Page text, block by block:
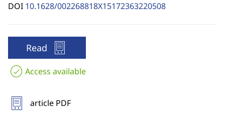
DOI 10.1628/002268818X15172363220508
Read
Access available
article PDF